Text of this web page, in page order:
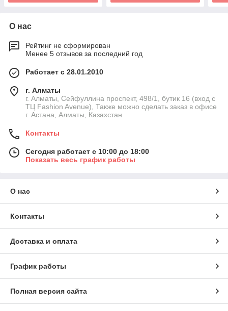
О нас
Рейтинг не сформирован
Менее 5 отзывов за последний год
Работает с 28.01.2010
г. Алматы
г. Алматы, Сейфуллина проспект, 498/1, бутик 16 (вход с
ТЦ Fashion Avenue), Также можно сделать заказ в офисе
г. Астана, Алматы, Казахстан
Контакты
Сегодня работает с 10:00 до 18:00
Показать весь график работы
О нас
Контакты
Доставка и оплата
График работы
Полная версия сайта